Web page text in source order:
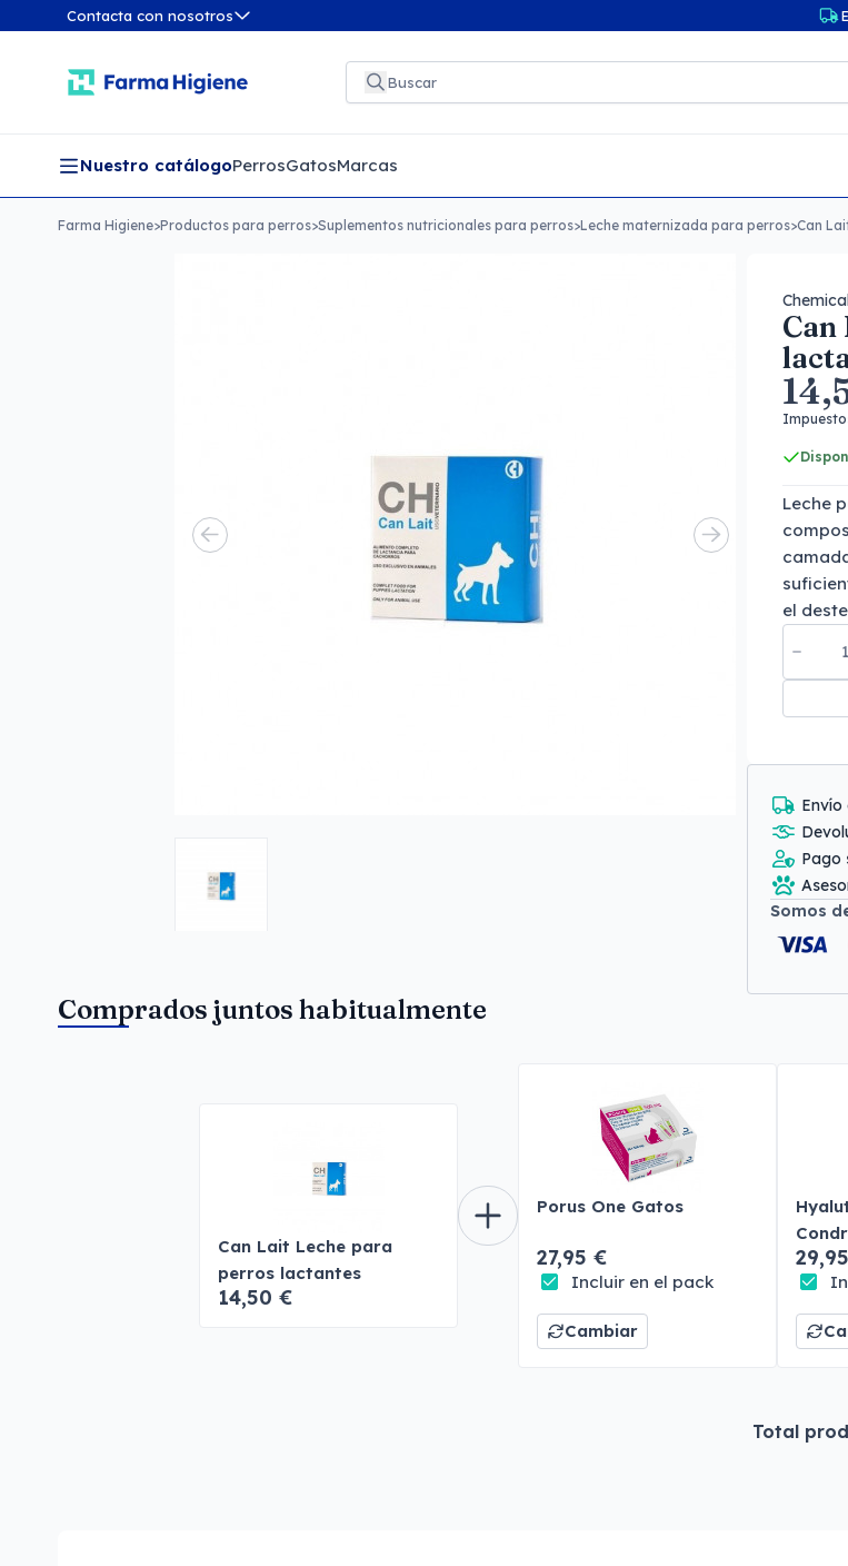
Contacta con nosotros
Nuestro catálogoPerrosGatosMarcas
Farma Higiene>Productos para perros>Suplementos nutricionales para perros>Leche maternizada para perros>Can
Can
Leche
el
Envío
Pago
Somos
Comprados juntos habitualmente
Can Lait Leche para
perros lactantes
14,50 €
Porus One Gatos
27,95 €
Incluir en el pack
Cambiar
Total